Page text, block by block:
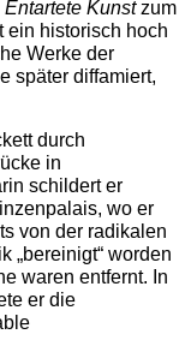
Entartete Kunstzum
ein historisch hoch
Werke der
später diffamiert,
durch
in
schildert er
wo er
von der radikalen
„bereinigt“ worden
waren entfernt. In
er die